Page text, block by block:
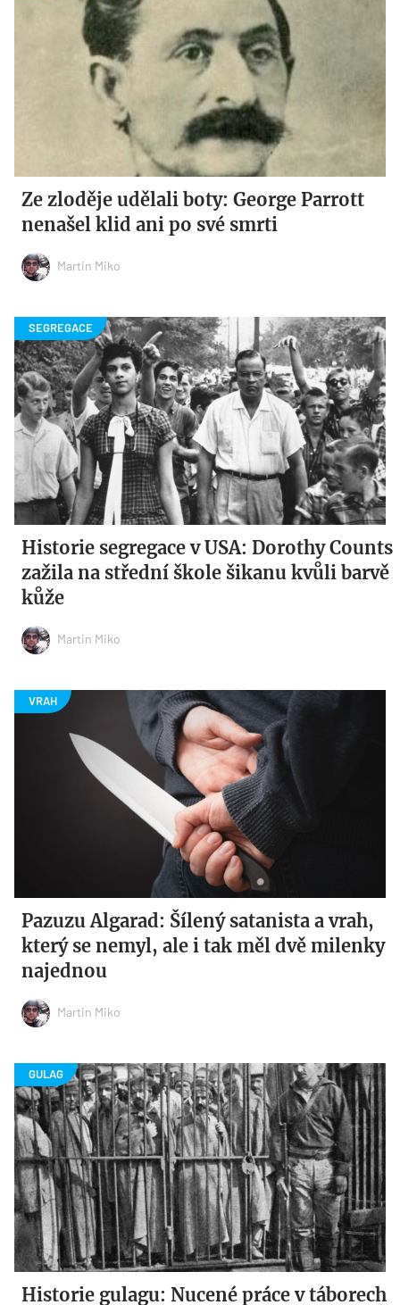
Ze zloděje udělali boty: George Parrott
nenašel klid ani po své smrti
Martin Miko
Historie segregace v USA: Dorothy Counts
zažila na střední škole šikanu kvůli barvě
kůže
Martin Miko
Pazuzu Algarad: Šílený satanista a vrah,
který se nemyl, ale i tak měl dvě milenky
najednou
Martin Miko
Historie gulagu: Nucené práce v táborech